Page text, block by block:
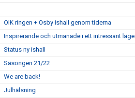
OIK ringen + Osby ishall genom tiderna
Inspirerande och utmanade i ett intressant läge
Status ny ishall
Säsongen 21/22
We are back!
Julhälsning